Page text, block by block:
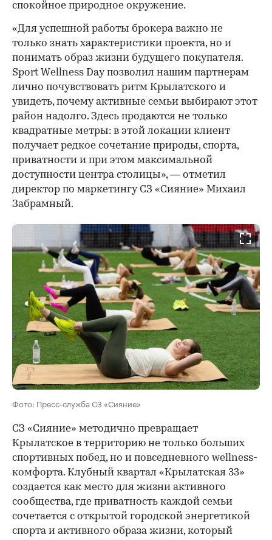
спокойное природное окружение.
«Для успешной работы брокера важно не
только знать характеристики проекта, но и
понимать образ жизни будущего покупателя.
Sport Wellness Day позволил нашим партнерам
лично почувствовать ритм Крылатского и
увидеть, почему активные семьи выбирают этот
район надолго. Здесь продаются не только
квадратные метры: в этой локации клиент
получает редкое сочетание природы, спорта,
приватности и при этом максимальной
доступности центра столицы», — отметил
директор по маркетингу СЗ «Сияние» Михаил
Забрамный.
Фото: Пресс-служба СЗ «Сияние»
СЗ «Сияние» методично превращает
Крылатское в территорию не только больших
спортивных побед, но и повседневного wellness-
комфорта. Клубный квартал «Крылатская 33»
создается как место для жизни активного
сообщества, где приватность каждой семьи
сочетается с открытой городской энергетикой
спорта и активного образа жизни, который